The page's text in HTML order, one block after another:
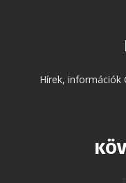
Hírek, információk